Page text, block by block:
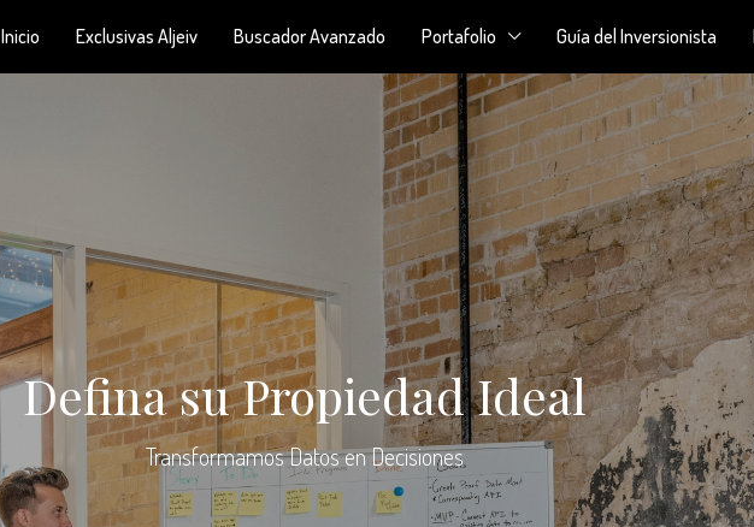
Inicio Exclusivas Aljeiv Buscador Avanzado Portafolio Guía del Inversionista
Defina su Propiedad Ideal
Transformamos Datos en Decisiones